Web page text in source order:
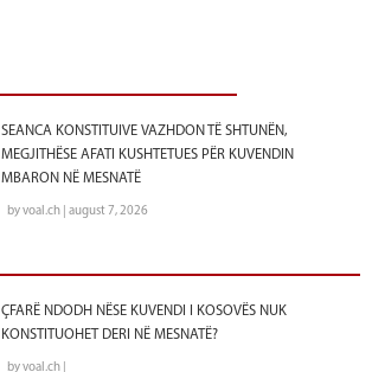
SEANCA KONSTITUIVE VAZHDON TË SHTUNËN,
MEGJITHËSE AFATI KUSHTETUES PËR KUVENDIN
MBARON NË MESNATË
by voal.ch | august 7, 2026
ÇFARË NDODH NËSE KUVENDI I KOSOVËS NUK
KONSTITUOHET DERI NË MESNATË?
by voal.ch |